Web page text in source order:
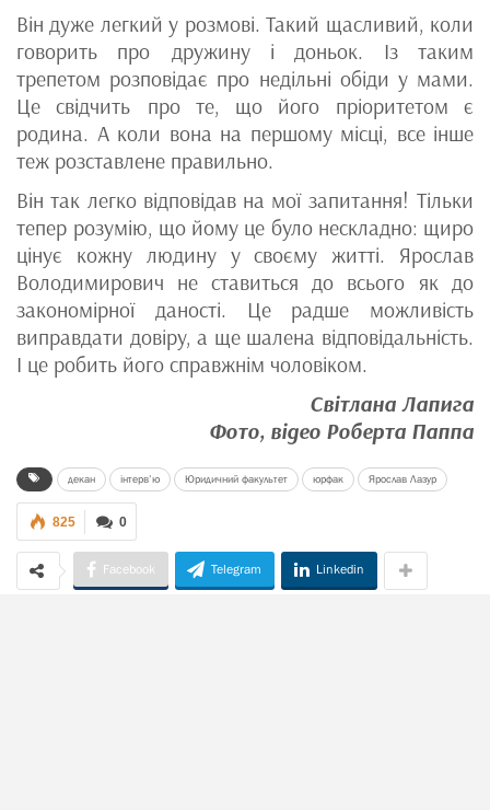
Він дуже легкий у розмові. Такий щасливий, коли
говорить про дружину і доньок. Із таким
трепетом розповідає про недільні обіди у мами.
Це свідчить про те, що його пріоритетом є
родина. А коли вона на першому місці, все інше
теж розставлене правильно.
Він так легко відповідав на мої запитання! Тільки
тепер розумію, що йому це було нескладно: щиро
цінує кожну людину у своєму житті. Ярослав
Володимирович не ставиться до всього як до
закономірної даності. Це радше можливість
виправдати довіру, а ще шалена відповідальність.
І це робить його справжнім чоловіком.
Світлана Лапига
Фото, відео Роберта Паппа
декан інтерв’ю Юридичний факультет юрфак Ярослав Лазур
0
825
Facebook Telegram Linkedin